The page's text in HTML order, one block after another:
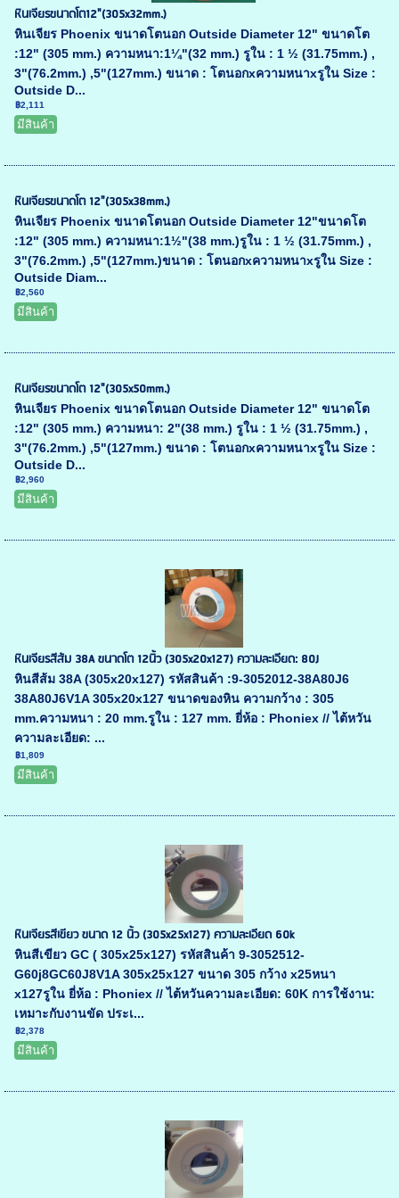
หินเจียรขนาดโต12"(305x32mm.)
หินเจียร Phoenix ขนาดโตนอก Outside Diameter 12" ขนาดโต
:12" (305 mm.) ความหนา:1¼"(32 mm.) รูใน : 1 ½ (31.75mm.) ,
3"(76.2mm.) ,5"(127mm.) ขนาด : โตนอกxความหนาxรูใน Size :
Outside D...
฿2,111
มีสินค้า
หินเจียรขนาดโต 12"(305x38mm.)
หินเจียร Phoenix ขนาดโตนอก Outside Diameter 12"ขนาดโต
:12" (305 mm.) ความหนา:1½"(38 mm.)รูใน : 1 ½ (31.75mm.) ,
3"(76.2mm.) ,5"(127mm.)ขนาด : โตนอกxความหนาxรูใน Size :
Outside Diam...
฿2,560
มีสินค้า
หินเจียรขนาดโต 12"(305x50mm.)
หินเจียร Phoenix ขนาดโตนอก Outside Diameter 12" ขนาดโต
:12" (305 mm.) ความหนา: 2"(38 mm.) รูใน : 1 ½ (31.75mm.) ,
3"(76.2mm.) ,5"(127mm.) ขนาด : โตนอกxความหนาxรูใน Size :
Outside D...
฿2,960
มีสินค้า
หินเจียรสีส้ม 38A ขนาดโต 12นิ้ว (305x20x127) ความละเอียด: 80J
หินสีส้ม 38A (305x20x127) รหัสสินค้า :9-3052012-38A80J6
38A80J6V1A 305x20x127 ขนาดของหิน ความกว้าง : 305
mm.ความหนา : 20 mm.รูใน : 127 mm. ยี่ห้อ : Phoniex // ไต้หวัน
ความละเอียด: ...
฿1,809
มีสินค้า
หินเจียรสีเขียว ขนาด 12 นิ้ว (305x25x127) ความละเอียด 60k
หินสีเขียว GC ( 305x25x127) รหัสสินค้า 9-3052512-
G60j8GC60J8V1A 305x25x127 ขนาด 305 กว้าง x25หนา
x127รูใน ยี่ห้อ : Phoniex // ไต้หวันความละเอียด: 60K การใช้งาน:
เหมาะกับงานขัด ประเ...
฿2,378
มีสินค้า